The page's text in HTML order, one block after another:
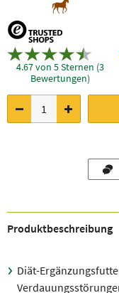
4.67 von 5 Sternen (3
Bewertungen)
Produkt­beschreibung
Diät-